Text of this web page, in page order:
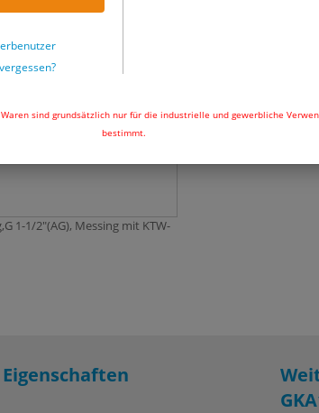
sind grundsätzlich nur für die industrielle und gewerbliche
bestimmt.
1-1/2"(AG), Messing mit KTW-
Eigenschaften